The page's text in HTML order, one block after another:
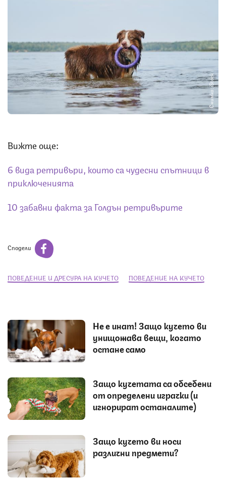
Снимка: iStock
Вижте още:
6 вида ретривъри, които са чудесни спътници в
приключенията
10 забавни факта за Голдън ретривърите
Сподели
ПОВЕДЕНИЕ И ДРЕСУРА НА КУЧЕТО ПОВЕДЕНИЕ НА КУЧЕТО
Не е инат! Защо кучето ви
унищожава вещи, когато
остане само
Защо кучетата са обсебени
от определени играчки (и
игнорират останалите)
Защо кучето ви носи
различни предмети?